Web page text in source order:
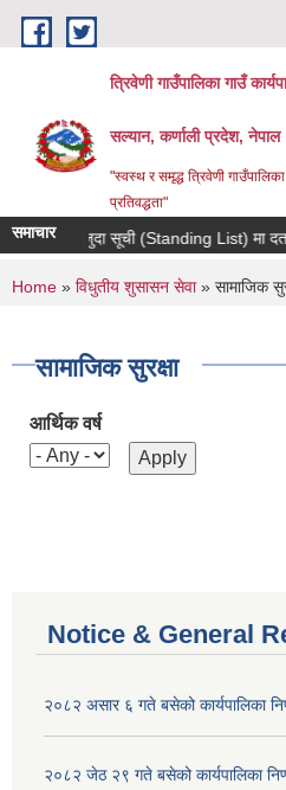
Skip to main content
त्रिवेणी गाउँपालिका गाउँ
सल्यान, कर्णाली प्रदेश, नेपाल
"स्वस्थ र समृद्ध त्रिवेणी
प्रतिवद्धता"
समाचारमौजुदा सूची (Standing List) मा दर्ता
You are here
Home » विधुतीय शुसासन सेवा» सामाजिक
सामाजिक सुरक्षा
आर्थिक वर्ष
Notice & General
२०८२ असार ६ गते बसेको कार्यपालिका
२०८२ जेठ २९ गते बसेको कार्यपालिका